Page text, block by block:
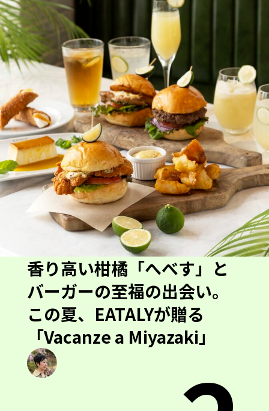
香り高い柑橘「へべす」と
バーガーの至福の出会い。
この夏、EATALYが贈る
「Vacanze a Miyazaki」